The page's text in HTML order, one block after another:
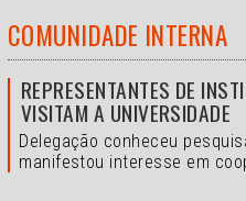
COMUNIDADE INTERNA
REPRESENTANTES DE
VISITAM A UNIVERSIDADE
Delegação conheceu
manifestou interesse em